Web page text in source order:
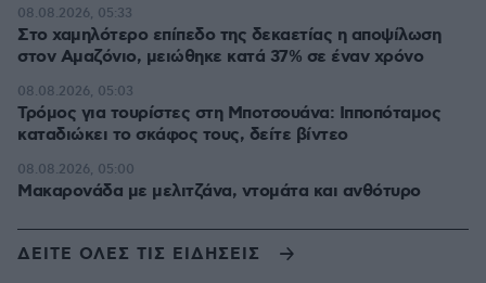
Στο χαμηλότερο επίπεδο της δεκαετίας η αποψίλωση
στον Αμαζόνιο, μειώθηκε κατά 37% σε έναν χρόνο
08.08.2026, 05:33
Τρόμος για τουρίστες στη Μποτσουάνα: Ιπποπόταμος
καταδιώκει το σκάφος τους, δείτε βίντεο
08.08.2026, 05:03
Μακαρονάδα με μελιτζάνα, ντομάτα και ανθότυρο
08.08.2026, 05:00
ΔΕΙΤΕ ΟΛΕΣ ΤΙΣ ΕΙΔΗΣΕΙΣ